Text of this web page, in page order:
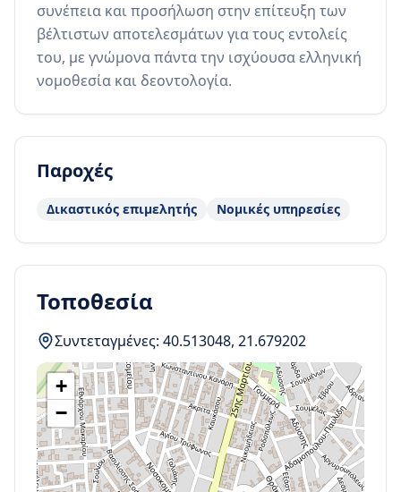
συνέπεια και προσήλωση στην επίτευξη των
βέλτιστων αποτελεσμάτων για τους εντολείς
του, με γνώμονα πάντα την ισχύουσα ελληνική
νομοθεσία και δεοντολογία.
Παροχές
Δικαστικός επιμελητής Νομικές υπηρεσίες
Τοποθεσία
Συντεταγμένες: 40.513048, 21.679202
+
−